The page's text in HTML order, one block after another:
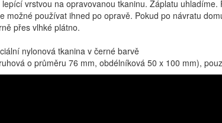
vrstvou na opravovanou tkaninu. Záplatu
možné používat ihned po opravě. Pokud po návratu
přes vlhké plátno.
nylonová tkanina v černé barvě
o průměru 76 mm, obdélníková 50 x 100 mm),